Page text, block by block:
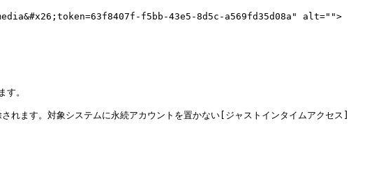
f5bb-43e5-8d5c-a569fd35d08a" alt="">
す。
れます。対象システムに永続アカウントを置かない[ジャストインタイムアクセス]